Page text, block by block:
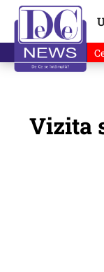
Vizita